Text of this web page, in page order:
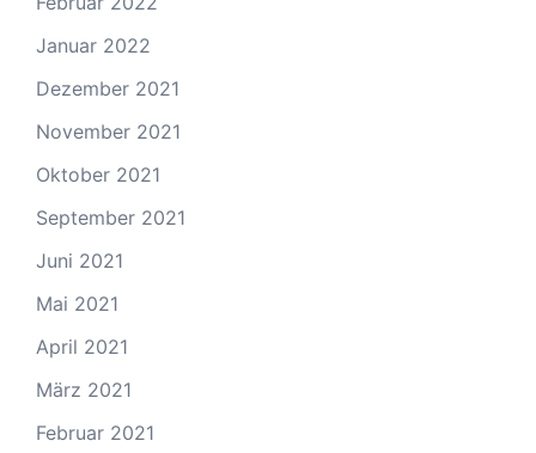
Januar 2022
Dezember 2021
November 2021
Oktober 2021
September 2021
Juni 2021
Mai 2021
April 2021
März 2021
Februar 2021